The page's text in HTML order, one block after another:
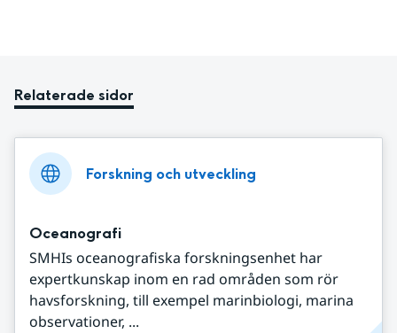
Relaterade sidor
Forskning och utveckling
Oceanografi
SMHIs oceanografiska forskningsenhet har
expertkunskap inom en rad områden som rör
havsforskning, till exempel marinbiologi, marina
observationer, ...